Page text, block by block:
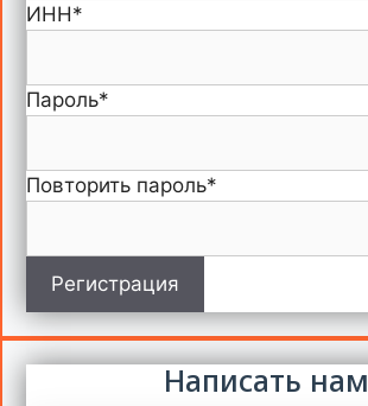
ИНН*
Пароль*
Повторить пароль*
Регистрация
Написать нам